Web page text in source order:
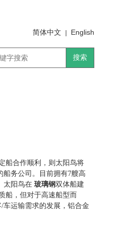
简体中文 English
搜索
合作顺利，则太阳鸟将
务公司。目前拥有7艘高
太阳鸟在 玻璃钢双体船建
，但对于高速船型而
运输需求的发展，铝合金